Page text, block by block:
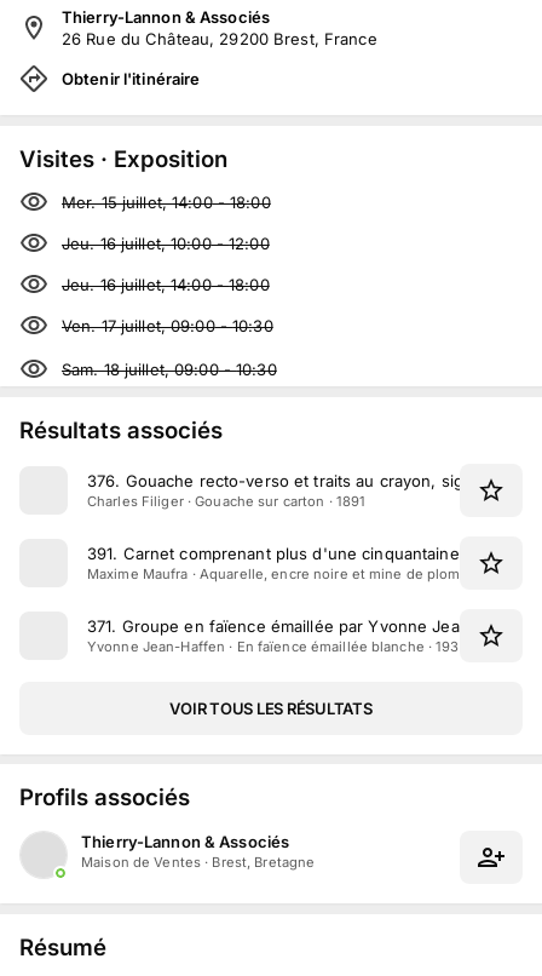
Thierry-Lannon & Associés
26 Rue du Château, 29200 Brest, France
Obtenir l'itinéraire
Visites · Exposition
Mer. 15 juillet, 14:00-18:00
Jeu. 16 juillet, 10:00-12:00
Jeu. 16 juillet, 14:00-18:00
Ven. 17 juillet, 09:00-10:30
Sam. 18 juillet, 09:00-10:30
Résultats associés
376. Gouache recto-verso et traits au crayon, signée de
Charles Filiger · Gouache sur carton · 1891
391. Carnet comprenant plus d'une cinquantaine de
Maxime Maufra · Aquarelle, encre noire et mine de plomb · 1913
371. Groupe en faïence émaillée par Yvonne Jean-Haffen
Yvonne Jean-Haffen · En faïence émaillée blanche · 1930
VOIR TOUS LES RÉSULTATS
Profils associés
Thierry-Lannon & Associés
Maison de Ventes · Brest, Bretagne
Résumé